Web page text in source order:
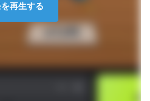
再生する